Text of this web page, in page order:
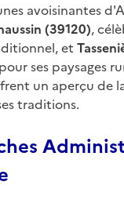
avoisinantes
(39120),
et
ses paysages
un aperçu de
traditions.